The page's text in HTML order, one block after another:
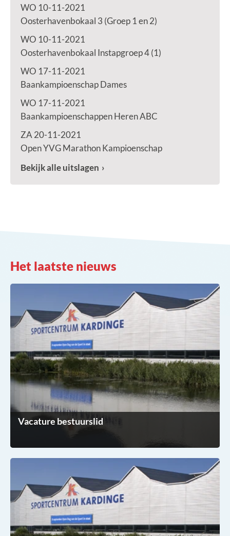
WO 10-11-2021
Oosterhavenbokaal 3 (Groep 1 en 2)
WO 10-11-2021
Oosterhavenbokaal Instapgroep 4 (1)
WO 17-11-2021
Baankampioenschap Dames
WO 17-11-2021
Baankampioenschappen Heren ABC
ZA 20-11-2021
Open YVG Marathon Kampioenschap
Bekijk alle uitslagen
Het laatste nieuws
Vacature bestuurslid